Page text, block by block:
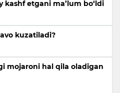
kashf etgani ma’lum bo‘ldi
kuzatiladi?
mojaroni hal qila oladigan